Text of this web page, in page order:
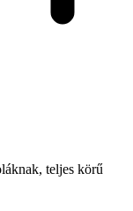
teljes körű